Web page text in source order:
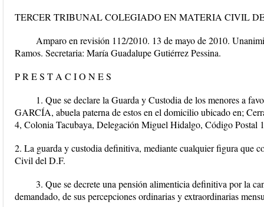
TERCER TRIBUNAL COLEGIADO EN MATERIA CIVIL
Amparo en revisión 112/2010. 13 de mayo de 2010.
Ramos. Secretaria: María Guadalupe Gutiérrez Pessina.
P R E S T A C I O N E S
1. Que se declare la Guarda y Custodia de los menores a
GARCÍA, abuela paterna de estos en el domicilio ubicado en;
4, Colonia Tacubaya, Delegación Miguel Hidalgo, Código Postal
2. La guarda y custodia definitiva, mediante cualquier figura que
Civil del D.F.
3. Que se decrete una pensión alimenticia definitiva por la
demandado, de sus percepciones ordinarias y extraordinarias